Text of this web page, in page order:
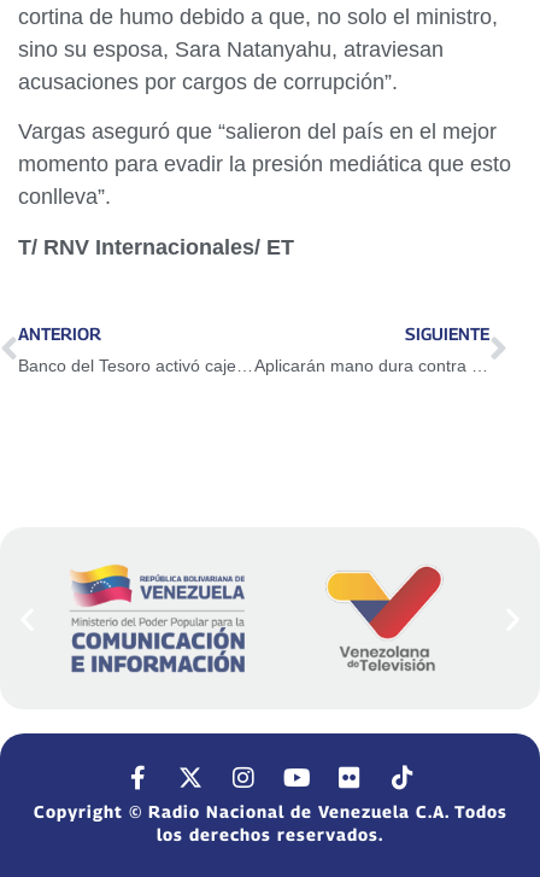
cortina de humo debido a que, no solo el ministro,
sino su esposa, Sara Natanyahu, atraviesan
acusaciones por cargos de corrupción”.
Vargas aseguró que “salieron del país en el mejor
momento para evadir la presión mediática que esto
conlleva”.
T/ RNV Internacionales/ ET
ANTERIOR SIGUIENTE
Copyright © Radio Nacional de Venezuela C.A. Todos
los derechos reservados.